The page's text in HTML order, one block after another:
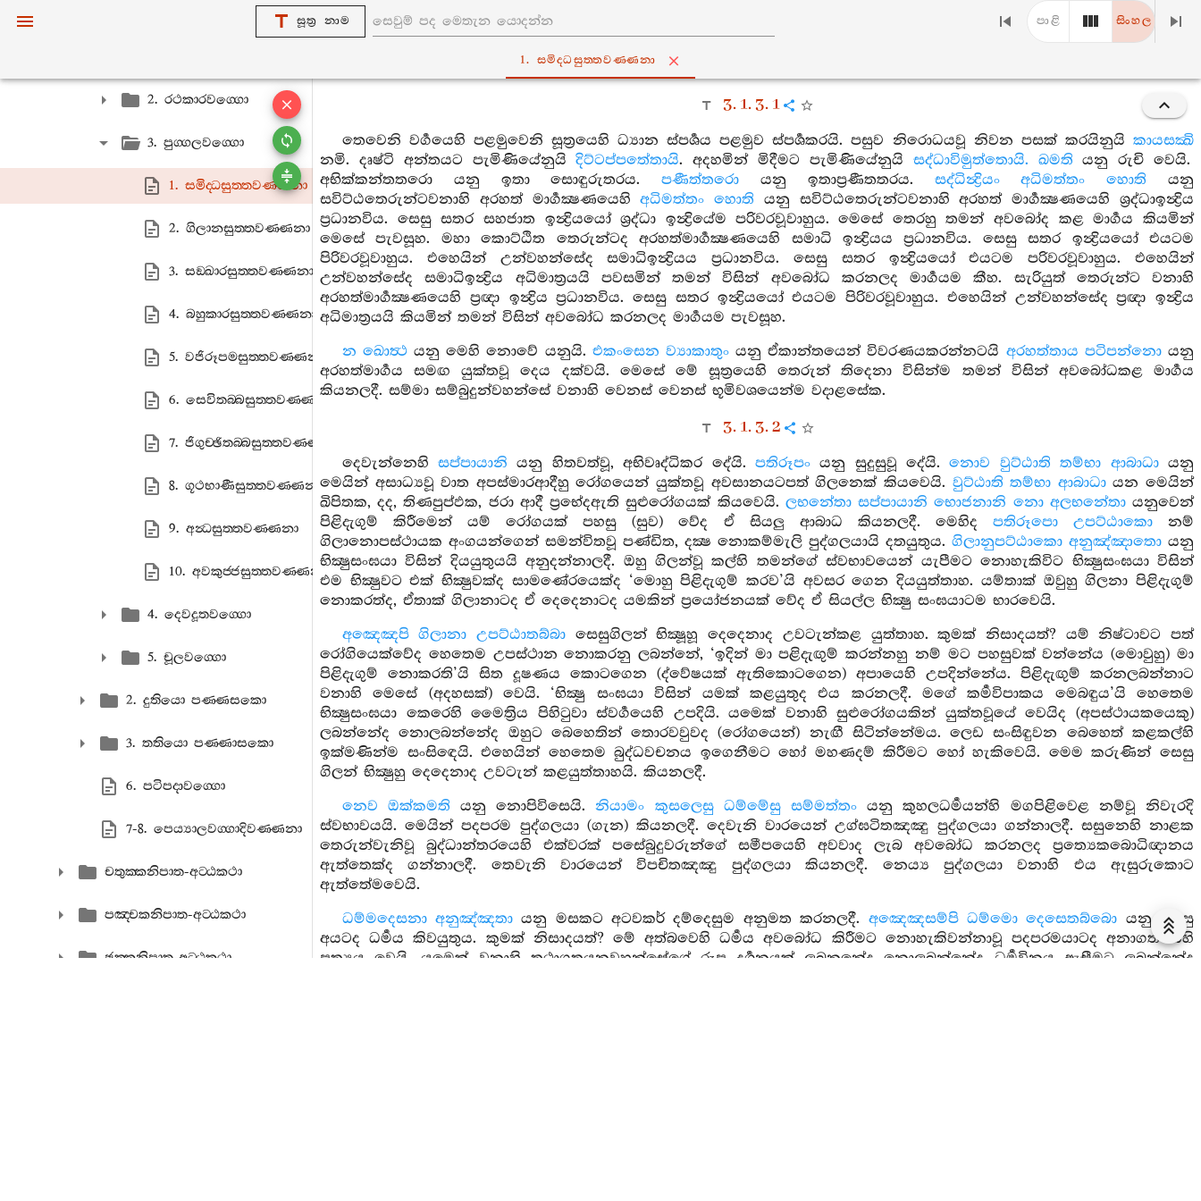
සූත්‍ර නාම පාළි සිංහල
1. සමිද‍්ධසුත‍්තවණ‍්ණනා
2. රථකාරවග‍්ගො
3. පුග‍්ගලවග‍්ගො
1. සමිද‍්ධසුත‍්තවණ‍්ණනා
2. ගිලානසුත‍්තවණ‍්ණනා
3. සඞ‍්ඛාරසුත‍්තවණ‍්ණනා
4. බහුකාරසුත‍්තවණ‍්ණනා
5. වජිරූපමසුත‍්තවණ‍්ණනා
6. සෙවිතබ‍්බසුත‍්තවණ‍්ණනා
7. ජිගුච‍්ඡිතබ‍්බසුත‍්තවණ‍්ණනා
8. ගූථභාණීසුත‍්තවණ‍්ණනා
9. අන්‍ධසුත‍්තවණ‍්ණනා
10. අවකුජ‍්ජසුත‍්තවණ‍්ණනා
4. දෙවදූතවග‍්ගො
5. චූලවග‍්ගො
2. දුතියො පණ‍්ණසකො
3. තතියො පණ‍්ණාසකො
6. පටිපදාවග‍්ගො
7-8. පෙය්‍යාලවග‍්ගාදිවණ‍්ණනා
චතුක‍්කනිපාත-අට‍්ඨකථා
පඤ‍්චකනිපාත-අට‍්ඨකථා
ඡක‍්කනිපාත-අට‍්ඨකථා
3. 1. 3. 1
තෙවෙනි වර්‍ගයෙහි පළමුවෙනි සූත්‍රයෙහි ධ්‍යාන ස්පර්‍ශය පළමුව ස්පර්‍ශකරයි. පසුව නිරොධයවූ නිවන පසක් කරයිනුයි කායසක්‍ඛි
නමි. දෘෂ්ටි අන්තයට පැමිණියේනුයිදිට්ටප්පතේතායි. අදහමින් මිදීමට පැමිණියේනුයි සද්ධාවිමුත්තොයි. ඛමති යනු රුචි වෙයි.
අභික්කන්තතරො යනු ඉතා සොඳුරුතරය.පණීත්තරො යනු ඉතාප්‍රණීතතරය. සද්ධින්‍ද්‍රියං අධිමත්තං හොති යනු
සවිට්ඨතෙරුන්ටවනාහි අරහත් මාර්‍ගක්‍ෂණයෙහිඅධිමත්තං හොති යනු සවිට්ඨතෙරුන්ටවනාහි අරහත් මාර්‍ගක්‍ෂණයෙහි ශ්‍රද්ධාඉන්‍ද්‍රිය
ප්‍රධානවිය. සෙසු සතර සහජාත ඉන්‍ද්‍රියයෝ ශ්‍රද්ධා ඉන්‍ද්‍රියේම පරිවරවූවාහුය. මෙසේ තෙරහු තමන් අවබෝද කළ මාර්‍ගය කියමින්
මෙසේ පැවසූහ. මහා කොට්ඨිත තෙරුන්ටද අරහත්මාර්‍ගක්‍ෂණයෙහි සමාධි ඉන්‍ද්‍රියය ප්‍රධානවිය. සෙසු සතර ඉන්‍ද්‍රියයෝ එයටම
පිරිවරවූවාහුය. එහෙයින් උන්වහන්සේද සමාධිඉන්‍ද්‍රියය ප්‍රධානවිය. සෙසු සතර ඉන්‍ද්‍රියයෝ එයටම පරිවරවූවාහුය. එහෙයින්
උන්වහන්සේද සමාධිඉන්‍ද්‍රිය අධිමාත්‍රයයි පවසමින් තමන් විසින් අවබෝධ කරනලද මාර්‍ගයම කීහ. සැරියුත් තෙරුන්ට වනාහි
අරහත්මාර්‍ගක්‍ෂණයෙහි ප්‍රඥා ඉන්‍ද්‍රිය ප්‍රධානවිය. සෙසු සතර ඉන්‍ද්‍රියයෝ එයටම පිරිවරවූවාහුය. එහෙයින් උන්වහන්සේද ප්‍රඥා ඉන්‍ද්‍රිය
අධිමාත්‍රයයි කියමින් තමන් විසින් අවබෝධ කරනලද මාර්‍ගයම පැවසූහ.
න ඛොත්‍ථයනු මෙහි නොවේ යනුයි. එකංසෙන ව්‍යාකාතුංයනු ඒකාන්තයෙන් විවරණයකරන්නටයි අරහත්තාය පටිපන්නොයනු
අරහත්මාර්‍ගය සමඟ යුක්තවූ දෙය දක්වයි. මෙසේ මේ සූත්‍රයෙහි තෙරුන් තිදෙනා විසින්ම තමන් විසින් අවබෝධකළ මාර්‍ගය
කියනලදී. සම්මා සම්බුදුන්වහන්සේ වනාහි වෙනස් වෙනස් භූමිවශයෙන්ම වදාළසේක.
3. 1. 3. 2
දෙවැන්නෙහිසප්පායානි යනු හිතවත්වූ, අභිවෘද්ධිකර දේයි. පතිරූපංයනු සුදුසුවූ දේයි.නොව වුට්ඨාති තම්භා ආබාධායනු
මෙයින් අසාධ්‍යවූ වාත අපස්මාරආදීහු රෝගයෙන් යුක්තවූ අවසානයටපත් ගිලනෙක් කියවෙයි. වුට්ඨාති තම්භා ආබාධායන මෙයින්
ඛිපිතක, දද, තිණපුප්ඵක, ජරා ආදී ප්‍රභේදඇති සුළුරෝගයක් කියවෙයි. ලභනේතා සප්පායානි භොජනානි නො අලභනේතායනුවෙන්
පිළිදැගුම් කිරීමෙන් යම් රෝගයක් පහසු (සුව) වේද ඒ සියලු ආබාධ කියනලදී. මෙහිද පතිරූපො උපට්ඨාකොනම්
ගිලානොපස්ථායක අංගයන්ගෙන් සමන්විතවූ පණ්ඩිත, දක්‍ෂ නොකම්මැලි පුද්ගලයායි දතයුතුය. ගිලානුපට්ඨාකො අනුඤ්ඤාතො යනු
භික්‍ෂුසංඝයා විසින් දියයුතුයයි අනුදන්නාලදී. ඔහු ගිලන්වූ කල්හි තමන්ගේ ස්වභාවයෙන් යැපීමට නොහැකිවිට භික්‍ෂුසංඝයා විසින්
එම භික්‍ෂුවට එක් භික්‍ෂුවක්ද සාමණේරයෙක්ද ‘මොහු පිළිදැගුම් කරව’යි අවසර ගෙන දියයුත්තාහ. යම්තාක් ඔවුහු ගිලනා පිළිදැගුම්
නොකරත්ද, ඒතාක් ගිලානාටද ඒ දෙදෙනාටද යමකින් ප්‍රයෝජනයක් වේද ඒ සියල්ල භික්‍ෂු සංඝයාටම භාරවෙයි.
අඤෙඤපි ගිලානා උපට්ඨාතබ්බා සෙසුගිලන් භික්‍ෂූහූ දෙදෙනාද උවටැන්කළ යුත්තාහ. කුමක් නිසාදයත්? යම් නිෂ්ටාවට පත්
රෝගියෙක්වේද හෙතෙම උපස්ථාන නොකරනු ලබන්නේ, ‘ඉදින් මා පළිදැඟුම් කරන්නහු නම් මට පහසුවක් වන්නේය (මොවුහු) මා
පිළිදැගුම් නොකරති’යි සිත දූෂණය කොටගෙන (ද්වේෂයක් ඇතිකොටගෙන) අපායෙහි උපදින්නේය. පිළිදැඟුම් කරනලබන්නාට
වනාහි මෙසේ (අදහසක්) වෙයි. ‘භික්‍ෂු සංඝයා විසින් යමක් කළයුතුද එය කරනලදී. මගේ කර්‍මවිපාකය මෙබඳුය’යි හෙතෙම
භික්‍ෂුසංඝයා කෙරෙහි මෛත්‍රිය පිහිටුවා ස්වර්‍ගයෙහි උපදියි. යමෙක් වනාහි සුළුරෝගයකින් යුක්තවූයේ වෙයිද (අපස්ථායකයෙකු)
ලබන්නේද නොලබන්නේද ඔහුට බෙහෙතින් තොරවවුවද (රෝගයෙන්) නැඟී සිටින්නේමය. ලෙඩ සංසිඳුවන බෙහෙත් කළකල්හි
ඉක්මණින්ම සංසිඳෙයි. එහෙයින් හෙතෙම බුද්ධවචනය ඉගෙනීමට හෝ මහණදම් කිරීමට හෝ හැකිවෙයි. මෙම කරුණින් සෙසු
ගිලන් භික්‍ෂුහු දෙදෙනාද උවටැන් කළයුත්තාහයි. කියනලදී.
නෙව ඔක්කමති යනු නොපිවිසෙයි.නියාමං කුසලෙසු ධම්මේසු සම්මත්තං යනු කුහලධර්‍මයන්හි මගපිළිවෙළ නම්වූ නිවැරදි
ස්වභාවයයි. මෙයින් පදපරම පුද්ගලයා (ගැන) කියනලදී. දෙවැනි වාරයෙන් උග්ඝටිතඤඤු පුද්ගලයා ගන්නාලදී. සසුනෙහි නාළක
තෙරුන්වැනිවූ බුද්ධාන්තරයෙහි එක්වරක් පසේබුදුවරුන්ගේ සමීපයෙහි අවවාද ලැබ අවබෝධ කරනලද ප්‍රත්‍යෙකබොධිඥානය
ඇත්තෙක්ද ගන්නාලදී. තෙවැනි වාරයෙන් විපචිතඤඤු පුද්ගලයා කියනලදී. නෙය්‍ය පුද්ගලයා වනාහි එය ඇසුරුකොට
ඇත්තේමවෙයි.
ධම්මදෙසනා අනුඤ්ඤතා යනු මසකට අටවකර් දම්දෙසුම අනුමත කරනලදී. අඤෙඤසම්පි ධම්මො දෙසෙතබ්බො යනු සෙසු
අයටද ධර්‍මය කිවයුතුය. කුමක් නිසාදයත්? මේ අත්බවෙහි ධර්‍මය අවබෝධ කිරීමට නොහැකිවන්නාවූ පදපරමයාටද අනාගතයෙහි
ප්‍රත්‍යය වෙයි. යමෙක් වනාහි තථාගතයනවහන්සේගේ රූප දර්‍ශනයක් ලබනනේද නොලබන්නේද ධර්‍මවිනය ඇසීමට ලබන්නේද